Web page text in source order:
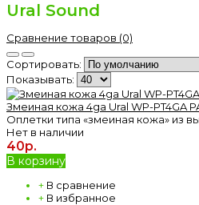
Ural Sound
Сравнение товаров (0)
Сортировать:
Показывать:
Змеиная кожа 4ga Ural WP-PT4GA
Оплетки типа «змеиная кожа» из
Нет в наличии
40р.
В корзину
+ В сравнение
+ В избранное